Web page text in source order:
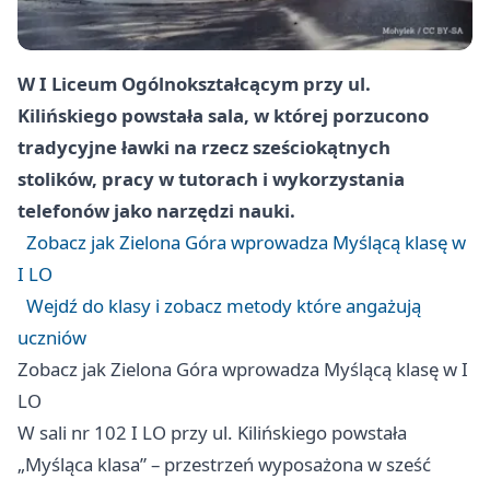
W I Liceum Ogólnokształcącym przy ul.
Kilińskiego powstała sala, w której porzucono
tradycyjne ławki na rzecz sześciokątnych
stolików, pracy w tutorach i wykorzystania
telefonów jako narzędzi nauki.
Zobacz jak Zielona Góra wprowadza Myślącą klasę w
I LO
Wejdź do klasy i zobacz metody które angażują
uczniów
Zobacz jak Zielona Góra wprowadza Myślącą klasę w I
LO
W sali nr 102 I LO przy ul. Kilińskiego powstała
„Myśląca klasa” – przestrzeń wyposażona w sześć